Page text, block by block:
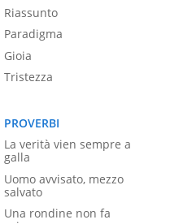
Riassunto
Paradigma
Gioia
Tristezza
PROVERBI
La verità vien sempre a
galla
Uomo avvisato, mezzo
salvato
Una rondine non fa